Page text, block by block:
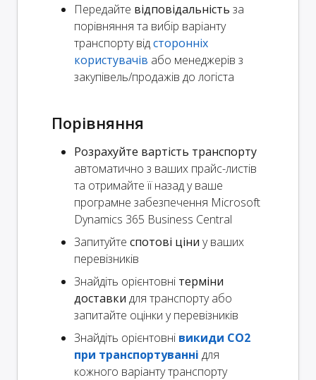
Передайте відповідальність за
порівняння та вибір варіанту
транспорту відсторонніх
користувачів або менеджерів з
закупівель/продажів до логіста
Порівняння
Розрахуйте вартість транспорту
автоматично з ваших прайс-листів
та отримайте її назад у ваше
програмне забезпечення Microsoft
Dynamics 365 Business Central
Запитуйте спотові ціни у ваших
перевізників
Знайдіть орієнтовні терміни
доставки для транспорту або
запитайте оцінки у перевізників
Знайдіть орієнтовні викиди CO2
при транспортуванні для
кожного варіанту транспорту